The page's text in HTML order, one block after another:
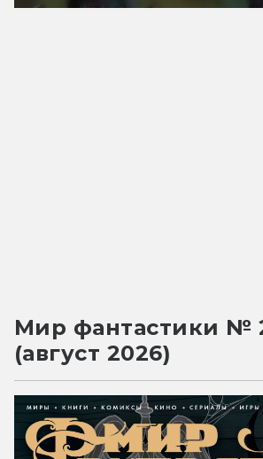
Мир фантастики №
(август 2026)